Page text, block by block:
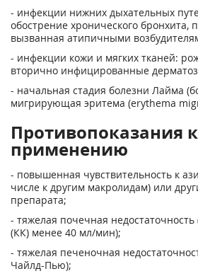
- инфекции нижних дыхательных
обострение хронического бронхита,
вызванная атипичными
- инфекции кожи и мягких тканей:
вторично инфицированные
- начальная стадия болезни Лайма
мигрирующая эритема (erythema
Противопоказания к
применению
- повышенная чувствительность к
числе к другим макролидам) или
препарата;
- тяжелая почечная
(КК) менее 40 мл/мин);
- тяжелая печеночная
Чайлд-Пью);